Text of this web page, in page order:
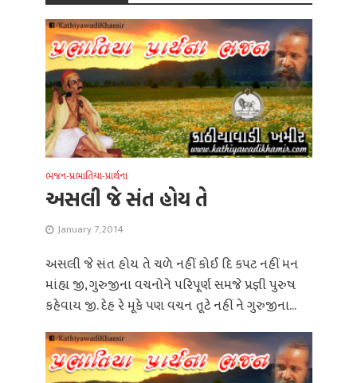
ભજન-પ્રભાતિયા-પ્રાર્થના
અસલી જે સંત હોય તે
January 7, 2014
અસલી જે સંત હોય તે ચળે નહીં કોઈ દિ કપટ નહીં મન
માંહ્ય જી, ગુરુજીના વચનોને પરિપૂર્ણ સમજે પ્રજ્ઞી પુરુષ
કહેવાય જી. દેહ રે મૂકે પણ વચન તૂટે નહીં ને ગુરુજીના...